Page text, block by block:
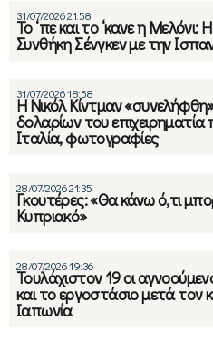
31/07/2026 21:58
Το ‘πε και το ‘κανε η Μελόνι:
Συνθήκη Σένγκεν με την
31/07/2026 18:58
Η Νικόλ Κίντμαν
δολαρίων του επιχειρηματία
Ιταλία, φωτογραφίες
28/07/2026 21:35
Γκουτέρες: «Θα κάνω ό,τι
Κυπριακό»
28/07/2026 19:36
Τουλάχιστον 19 οι
και το εργοστάσιο μετά τον
Ιαπωνία